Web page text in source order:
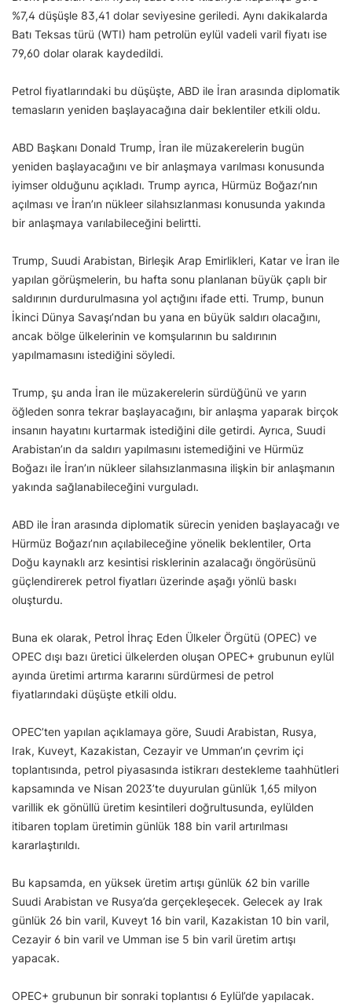
%7,4 düşüşle 83,41 dolar seviyesine geriledi. Aynı dakikalarda
Batı Teksas türü (WTI) ham petrolün eylül vadeli varil fiyatı ise
79,60 dolar olarak kaydedildi.
Petrol fiyatlarındaki bu düşüşte, ABD ile İran arasında diplomatik
temasların yeniden başlayacağına dair beklentiler etkili oldu.
ABD Başkanı Donald Trump, İran ile müzakerelerin bugün
yeniden başlayacağını ve bir anlaşmaya varılması konusunda
iyimser olduğunu açıkladı. Trump ayrıca, Hürmüz Boğazı’nın
açılması ve İran’ın nükleer silahsızlanması konusunda yakında
bir anlaşmaya varılabileceğini belirtti.
Trump, Suudi Arabistan, Birleşik Arap Emirlikleri, Katar ve İran ile
yapılan görüşmelerin, bu hafta sonu planlanan büyük çaplı bir
saldırının durdurulmasına yol açtığını ifade etti. Trump, bunun
İkinci Dünya Savaşı’ndan bu yana en büyük saldırı olacağını,
ancak bölge ülkelerinin ve komşularının bu saldırının
yapılmamasını istediğini söyledi.
Trump, şu anda İran ile müzakerelerin sürdüğünü ve yarın
öğleden sonra tekrar başlayacağını, bir anlaşma yaparak birçok
insanın hayatını kurtarmak istediğini dile getirdi. Ayrıca, Suudi
Arabistan’ın da saldırı yapılmasını istemediğini ve Hürmüz
Boğazı ile İran’ın nükleer silahsızlanmasına ilişkin bir anlaşmanın
yakında sağlanabileceğini vurguladı.
ABD ile İran arasında diplomatik sürecin yeniden başlayacağı ve
Hürmüz Boğazı’nın açılabileceğine yönelik beklentiler, Orta
Doğu kaynaklı arz kesintisi risklerinin azalacağı öngörüsünü
güçlendirerek petrol fiyatları üzerinde aşağı yönlü baskı
oluşturdu.
Buna ek olarak, Petrol İhraç Eden Ülkeler Örgütü (OPEC) ve
OPEC dışı bazı üretici ülkelerden oluşan OPEC+ grubunun eylül
ayında üretimi artırma kararını sürdürmesi de petrol
fiyatlarındaki düşüşte etkili oldu.
OPEC’ten yapılan açıklamaya göre, Suudi Arabistan, Rusya,
Irak, Kuveyt, Kazakistan, Cezayir ve Umman’ın çevrim içi
toplantısında, petrol piyasasında istikrarı destekleme taahhütleri
kapsamında ve Nisan 2023’te duyurulan günlük 1,65 milyon
varillik ek gönüllü üretim kesintileri doğrultusunda, eylülden
itibaren toplam üretimin günlük 188 bin varil artırılması
kararlaştırıldı.
Bu kapsamda, en yüksek üretim artışı günlük 62 bin varille
Suudi Arabistan ve Rusya’da gerçekleşecek. Gelecek ay Irak
günlük 26 bin varil, Kuveyt 16 bin varil, Kazakistan 10 bin varil,
Cezayir 6 bin varil ve Umman ise 5 bin varil üretim artışı
yapacak.
OPEC+ grubunun bir sonraki toplantısı 6 Eylül’de yapılacak.